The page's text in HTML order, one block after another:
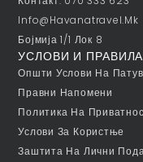
Info@havanatravel.mk
Бојмија 1/1 Лок 8
УСЛОВИ И ПРАВИЛА
Општи Услови На
Правни Напомени
Политика На
Услови За Користње
Заштита На Лични